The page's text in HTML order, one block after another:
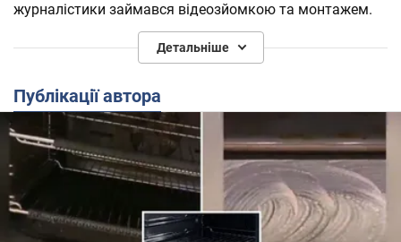
журналістики займався відеозйомкою та монтажем.
Інтереси та захоплення: література, настільні ігри, кіно,
філософія, психологія, музика, подорожі
Детальніше
Публікації автора